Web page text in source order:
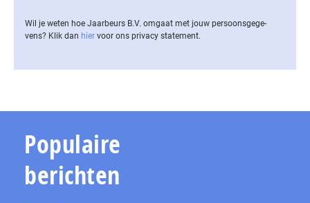
Wil je weten hoe Jaarbeurs B.V. omgaat met jouw per­soons­ge­ge­
vens? Klik dan hier voor ons privacy statement.
Populaire
berichten